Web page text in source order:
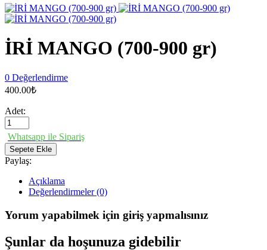
İRİ MANGO (700-900 gr)
0 Değerlendirme
400.00₺
Adet:
Whatsapp ile Sipariş
Sepete Ekle
Paylaş:
Açıklama
Değerlendirmeler (0)
Yorum yapabilmek için giriş yapmalısınız
Şunlar da hoşunuza gidebilir